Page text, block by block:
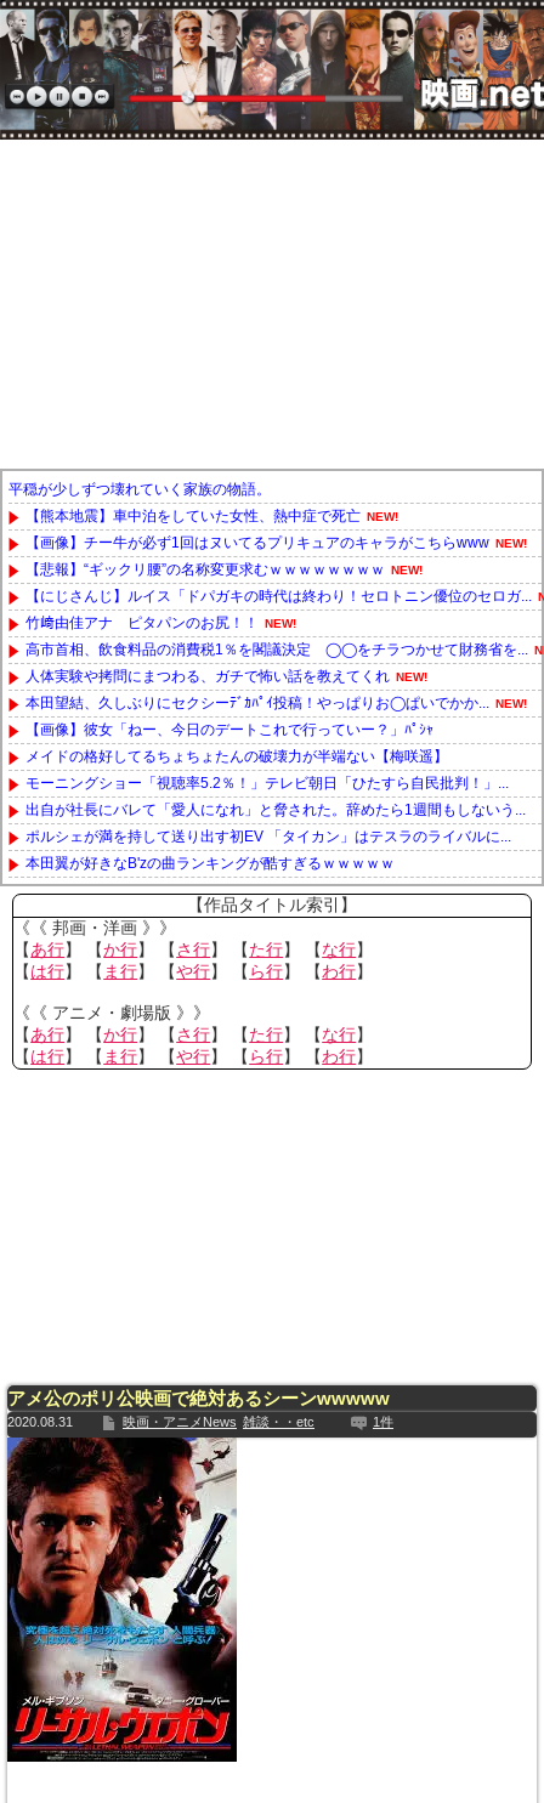
平穏が少しずつ壊れていく家族の物語。
【熊本地震】車中泊をしていた女性、熱中症で死亡 NEW!
【画像】チー牛が必ず1回はヌいてるプリキュアのキャラがこちらwww NEW!
【悲報】“ギックリ腰”の名称変更求むｗｗｗｗｗｗｗｗ NEW!
【にじさんじ】ルイス「ドパガキの時代は終わり！セロトニン優位のセロガ...
竹﨑由佳アナ ピタパンのお尻！！ NEW!
高市首相、飲食料品の消費税1％を閣議決定 ◯◯をチラつかせて財務省を...
人体実験や拷問にまつわる、ガチで怖い話を教えてくれ NEW!
本田望結、久しぶりにセクシーﾃﾞｶﾊﾟｲ投稿！やっぱりお◯ぱいでかか... NEW!
【画像】彼女「ねー、今日のデートこれで行っていー？」ﾊﾟｼｬ
メイドの格好してるちょちょたんの破壊力が半端ない【梅咲遥】
モーニングショー「視聴率5.2％！」テレビ朝日「ひたすら自民批判！」...
出自が社長にバレて「愛人になれ」と脅された。辞めたら1週間もしないう...
ポルシェが満を持して送り出す初EV 「タイカン」はテスラのライバルに...
本田翼が好きなB'zの曲ランキングが酷すぎるｗｗｗｗｗ
Powered by livedoor 相互RSS
【作品タイトル索引】
《《 邦画・洋画 》》
【あ行】 【か行】 【さ行】 【た行】 【な行】
【は行】 【 ま行】 【や行】 【 ら行】 【わ行】
《《 アニメ・劇場版 》》
【あ行】 【か行】 【さ行】 【た行】 【な行】
【は行】 【 ま行】 【や行】 【 ら行】 【わ行】
アメ公のポリ公映画で絶対あるシーンwwwww
2020.08.31 映画・アニメNews 雑談・・etc 1件